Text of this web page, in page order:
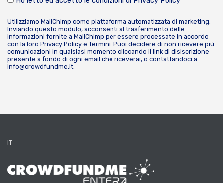
Utilizziamo MailChimp come piattaforma automatizzata di marketing.
Inviando questo modulo, acconsenti al trasferimento delle
informazioni fornite a MailChimp per essere processate in accordo
con la loro Privacy Policy e Termini. Puoi decidere di non ricevere più
comunicazioni in qualsiasi momento cliccando il link di disiscrizione
presente a fondo di ogni email che riceverai, o contattandoci a
info@crowdfundme.it.
IT